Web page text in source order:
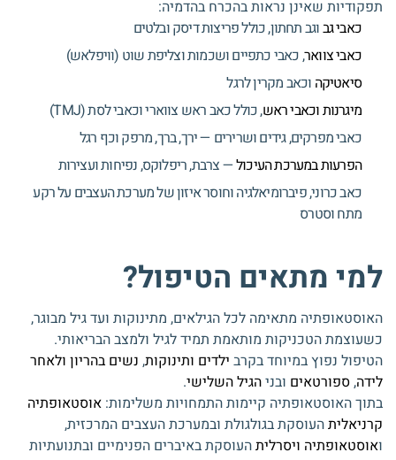
תפקודיות שאינן נראות בהכרח בהדמיה:
כאבי גבוגב תחתון, כולל פריצות דיסק ובלטים
כאבי צוואר, כאבי כתפיים ושכמות וצליפת שוט (וויפלאש)
סיאטיקה וכאב מקרין לרגל
מיגרנות וכאבי ראש, כולל כאב ראש צווארי וכאבי לסת (TMJ)
כאבי מפרקים, גידים ושרירים — ירך, ברך, מרפק וכף רגל
הפרעות במערכת העיכול— צרבת, ריפלוקס, נפיחות ועצירות
כאב כרוני, פיברומיאלגיה וחוסר איזון של מערכת העצבים על רקע
מתח וסטרס
למי מתאים הטיפול?
האוסטאופתיה מתאימה לכל הגילאים, מתינוקות ועד גיל מבוגר,
כשעוצמת הטכניקות מותאמת תמיד לגיל ולמצב הבריאותי.
הטיפול נפוץ במיוחד בקרב ילדים ותינוקות, נשים בהריון ולאחר
לידה,ספורטאים ובניהגיל השלישי.
בתוך האוסטאופתיה קיימות התמחויות משלימות: אוסטאופתיה
קרניאליתהעוסקת בגולגולת ובמערכת העצבים המרכזית,
ואוסטאופתיה ויסרליתהעוסקת באיברים הפנימיים ובתנועתיות